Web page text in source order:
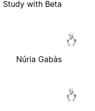
Study with Beta
Núria Gabàs